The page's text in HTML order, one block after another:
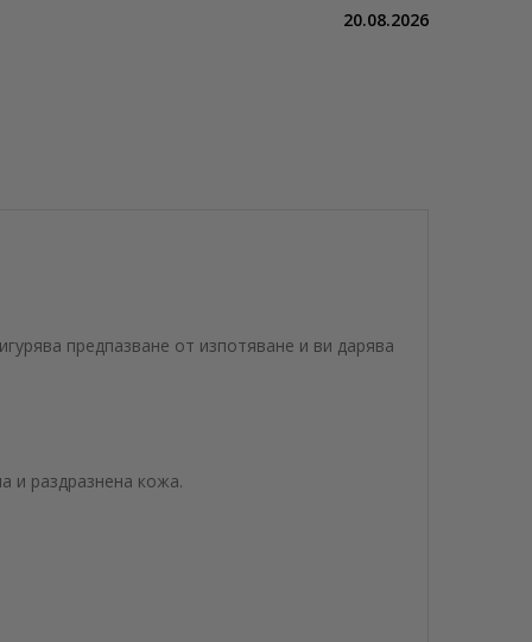
20.08.2026
предпазване от изпотяване и ви дарява
и раздразнена кожа.